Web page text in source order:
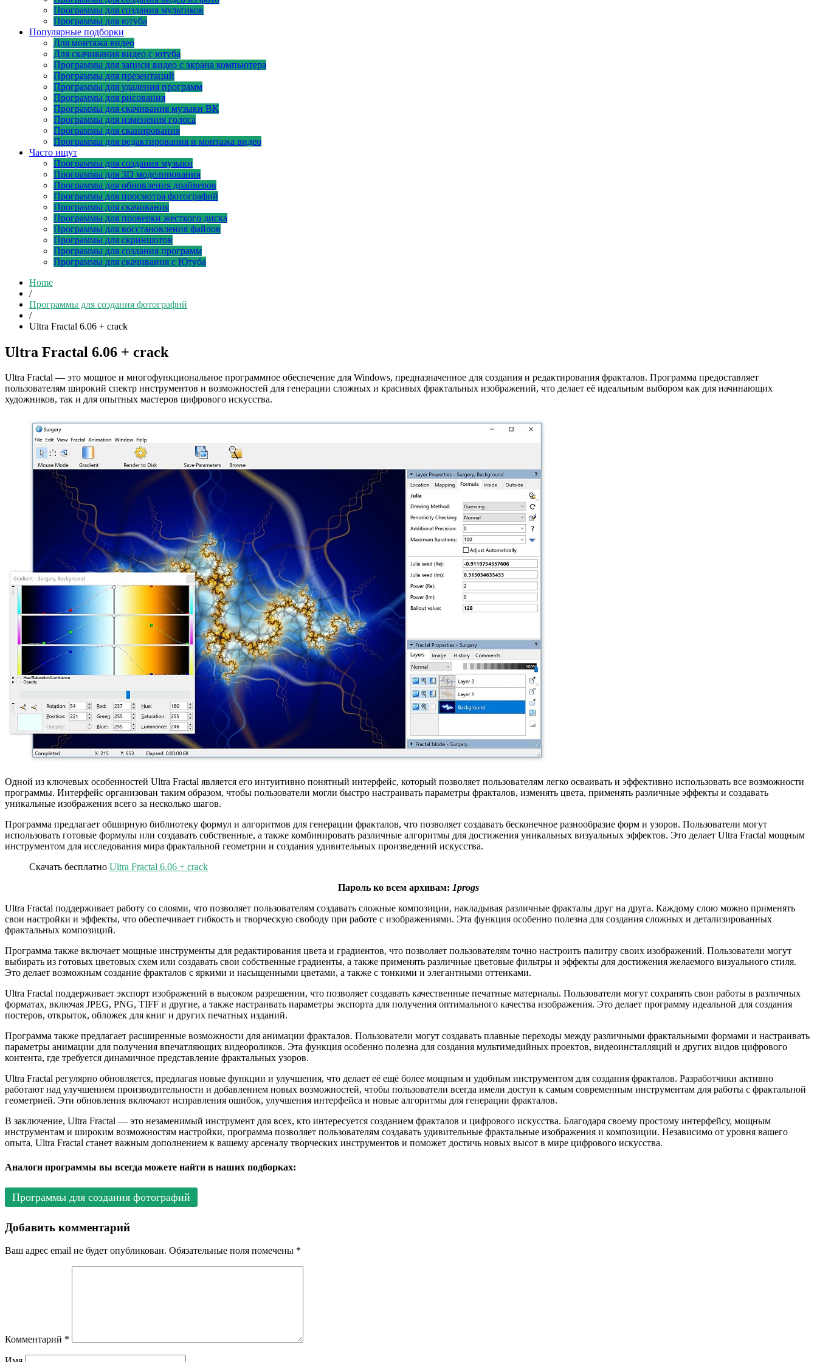
Программы для создания мультиков
Программы для ютуба
Популярные подборки
Для монтажа видео
Для скачивания видео с ютуба
Программы для записи видео с экрана компьютера
Программы для презентаций
Программы для удаления программ
Программы для рисования
Программы для скачивания музыки ВК
Программы для изменения голоса
Программы для сканирования
Программы для редактирования и монтажа видео
Часто ищут
Программы для создания музыки
Программы для 3D моделирования
Программы для обновления драйверов
Программы для просмотра фотографий
Программы для скачивания
Программы для проверки жесткого диска
Программы для восстановления файлов
Программы для скриншотов
Программы для создания программ
Программы для скачивания с Ютуба
Home
/
Программы для создания фотографий
/
Ultra Fractal 6.06 + crack
Ultra Fractal 6.06 + crack
Ultra Fractal — это мощное и многофункциональное программное обеспечение для Windows, предназначенное для создания и редактирования фракталов. Программа предоставляет
пользователям широкий спектр инструментов и возможностей для генерации сложных и красивых фрактальных изображений, что делает её идеальным выбором как для начинающих
художников, так и для опытных мастеров цифрового искусства.
Одной из ключевых особенностей Ultra Fractal является его интуитивно понятный интерфейс, который позволяет пользователям легко осваивать и эффективно использовать все возможности
программы. Интерфейс организован таким образом, чтобы пользователи могли быстро настраивать параметры фракталов, изменять цвета, применять различные эффекты и создавать
уникальные изображения всего за несколько шагов.
Программа предлагает обширную библиотеку формул и алгоритмов для генерации фракталов, что позволяет создавать бесконечное разнообразие форм и узоров. Пользователи могут
использовать готовые формулы или создавать собственные, а также комбинировать различные алгоритмы для достижения уникальных визуальных эффектов. Это делает Ultra Fractal мощным
инструментом для исследования мира фрактальной геометрии и создания удивительных произведений искусства.
Скачать бесплатно Ultra Fractal 6.06 + crack
Пароль ко всем архивам: 1progs
Ultra Fractal поддерживает работу со слоями, что позволяет пользователям создавать сложные композиции, накладывая различные фракталы друг на друга. Каждому слою можно применять
свои настройки и эффекты, что обеспечивает гибкость и творческую свободу при работе с изображениями. Эта функция особенно полезна для создания сложных и детализированных
фрактальных композиций.
Программа также включает мощные инструменты для редактирования цвета и градиентов, что позволяет пользователям точно настроить палитру своих изображений. Пользователи могут
выбирать из готовых цветовых схем или создавать свои собственные градиенты, а также применять различные цветовые фильтры и эффекты для достижения желаемого визуального стиля.
Это делает возможным создание фракталов с яркими и насыщенными цветами, а также с тонкими и элегантными оттенками.
Ultra Fractal поддерживает экспорт изображений в высоком разрешении, что позволяет создавать качественные печатные материалы. Пользователи могут сохранять свои работы в различных
форматах, включая JPEG, PNG, TIFF и другие, а также настраивать параметры экспорта для получения оптимального качества изображения. Это делает программу идеальной для создания
постеров, открыток, обложек для книг и других печатных изданий.
Программа также предлагает расширенные возможности для анимации фракталов. Пользователи могут создавать плавные переходы между различными фрактальными формами и настраивать
параметры анимации для получения впечатляющих видеороликов. Эта функция особенно полезна для создания мультимедийных проектов, видеоинсталляций и других видов цифрового
контента, где требуется динамичное представление фрактальных узоров.
Ultra Fractal регулярно обновляется, предлагая новые функции и улучшения, что делает её ещё более мощным и удобным инструментом для создания фракталов. Разработчики активно
работают над улучшением производительности и добавлением новых возможностей, чтобы пользователи всегда имели доступ к самым современным инструментам для работы с фрактальной
геометрией. Эти обновления включают исправления ошибок, улучшения интерфейса и новые алгоритмы для генерации фракталов.
В заключение, Ultra Fractal — это незаменимый инструмент для всех, кто интересуется созданием фракталов и цифрового искусства. Благодаря своему простому интерфейсу, мощным
инструментам и широким возможностям настройки, программа позволяет пользователям создавать удивительные фрактальные изображения и композиции. Независимо от уровня вашего
опыта, Ultra Fractal станет важным дополнением к вашему арсеналу творческих инструментов и поможет достичь новых высот в мире цифрового искусства.
Аналоги программы вы всегда можете найти в наших подборках:
Программы для создания фотографий
Добавить комментарий
Ваш адрес email не будет опубликован. Обязательные поля помечены *
Комментарий *